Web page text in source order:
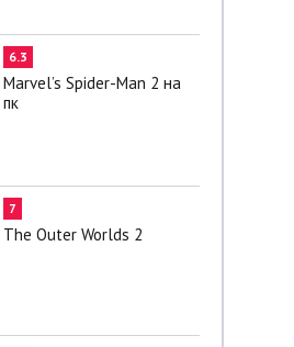
6.3
Marvel’s Spider-Man 2 на
пк
7
The Outer Worlds 2